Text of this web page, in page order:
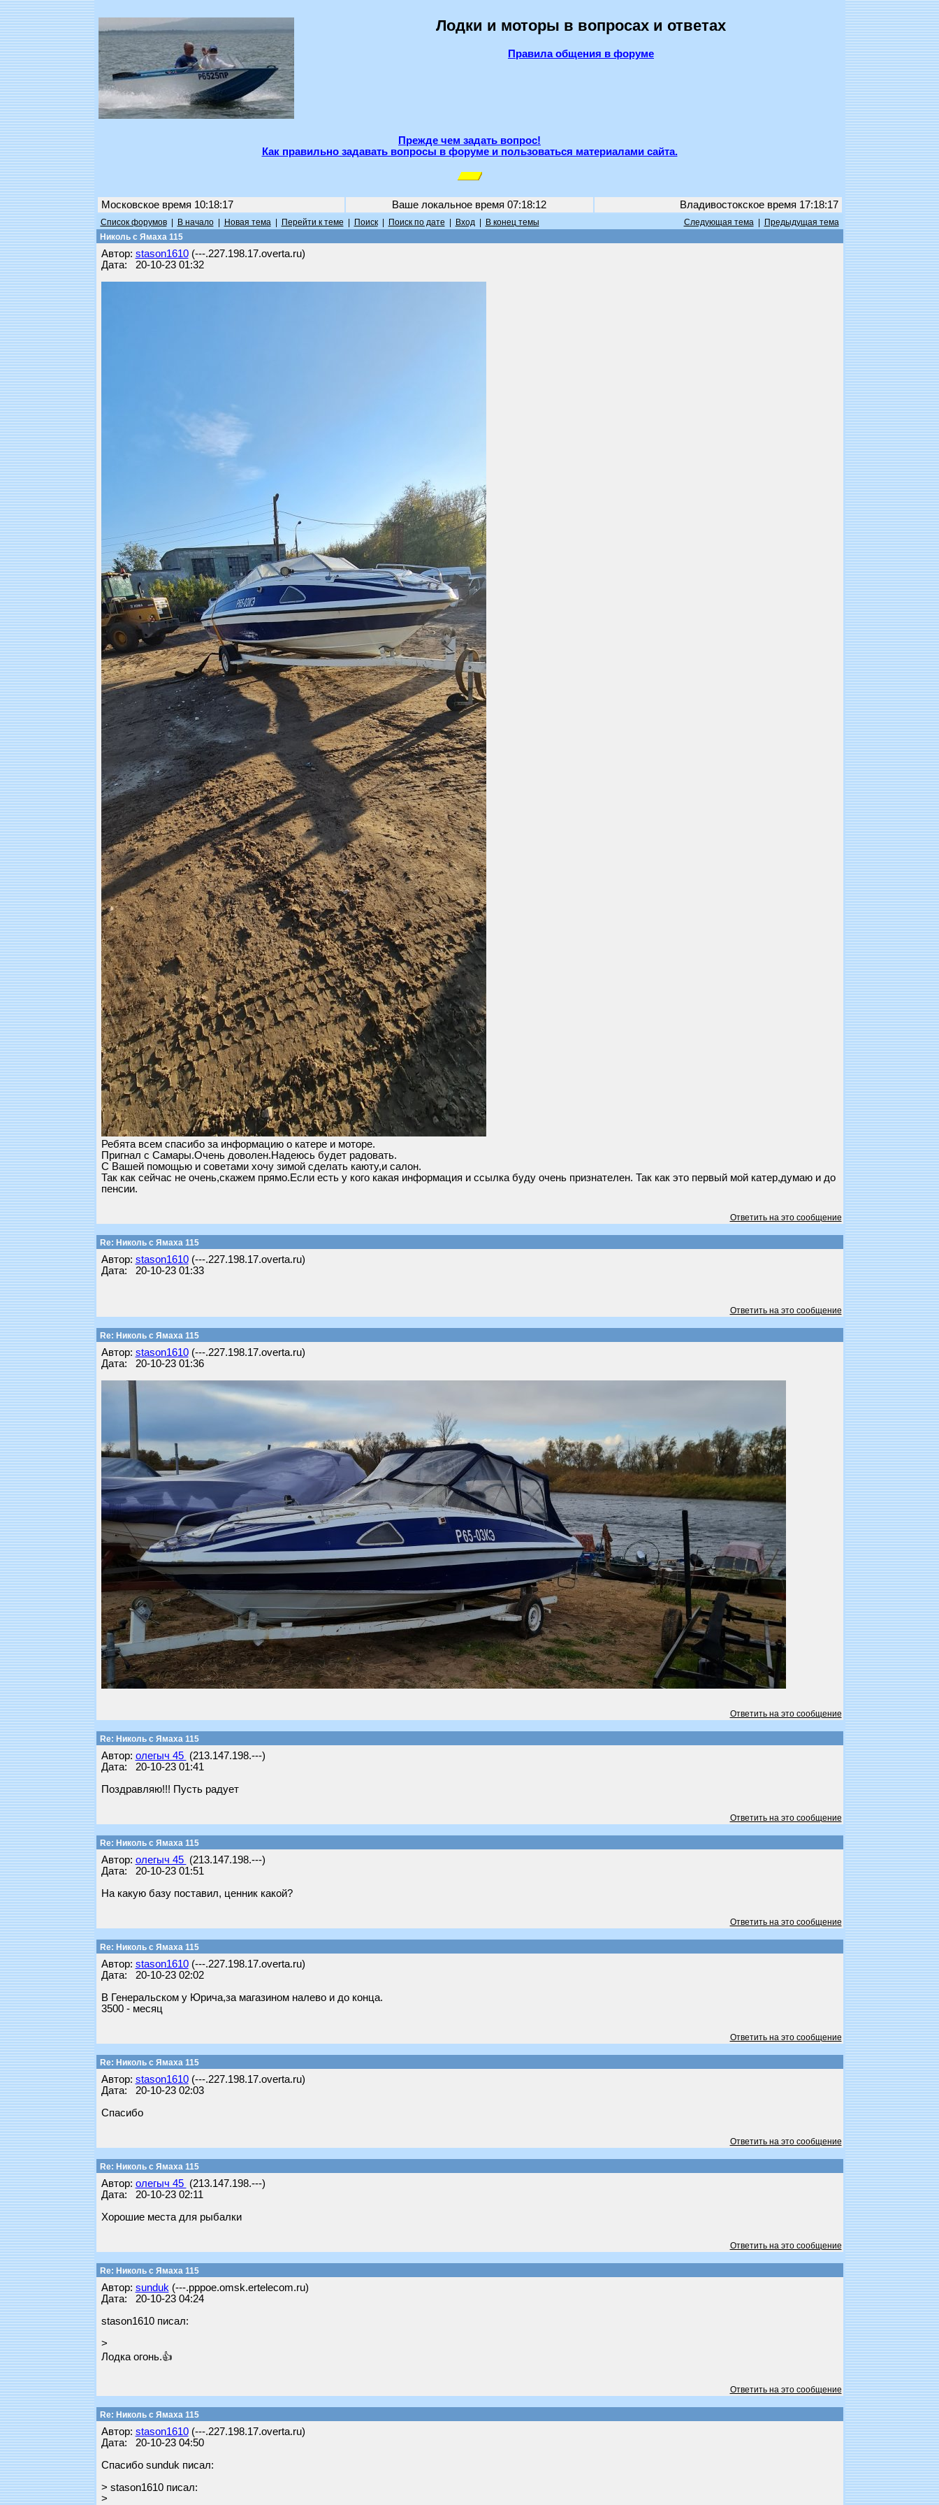
Лодки и моторы в вопросах и ответах
Правила общения в форуме
Прежде чем задать вопрос!
Как правильно задавать вопросы в форуме и пользоваться материалами сайта.
Московское время 10:18:17 Ваше локальное время 07:18:12 Владивостокское время 17:18:17
Список форумов| В начало| Новая тема| Перейти к теме Поиск| Поиск по дате Вход| В конец темы Следующая тема|
Предыдущая тема
Николь с Ямаха 115
Автор: stason1610(---.227.198.17.overta.ru)
Дата: 20-10-23 01:32
Ребята всем спасибо за информацию о катере и моторе.
Пригнал с Самары.Очень доволен.Надеюсь будет радовать.
С Вашей помощью и советами хочу зимой сделать каюту,и салон.
Так как сейчас не очень,скажем прямо.Если есть у кого какая информация и ссылка буду очень признателен. Так как это первый мой катер,думаю и до
пенсии.
Ответить на это сообщение
Re: Николь с Ямаха 115
Автор: stason1610(---.227.198.17.overta.ru)
Дата: 20-10-23 01:33
Ответить на это сообщение
Re: Николь с Ямаха 115
Автор: stason1610(---.227.198.17.overta.ru)
Дата: 20-10-23 01:36
Ответить на это сообщение
Re: Николь с Ямаха 115
Автор: олегыч 45 (213.147.198.---)
Дата: 20-10-23 01:41
Поздравляю!!! Пусть радует
Ответить на это сообщение
Re: Николь с Ямаха 115
Автор: олегыч 45 (213.147.198.---)
Дата: 20-10-23 01:51
На какую базу поставил, ценник какой?
Ответить на это сообщение
Re: Николь с Ямаха 115
Автор: stason1610(---.227.198.17.overta.ru)
Дата: 20-10-23 02:02
В Генеральском у Юрича,за магазином налево и до конца.
3500 - месяц
Ответить на это сообщение
Re: Николь с Ямаха 115
Автор: stason1610(---.227.198.17.overta.ru)
Дата: 20-10-23 02:03
Спасибо
Ответить на это сообщение
Re: Николь с Ямаха 115
Автор: олегыч 45 (213.147.198.---)
Дата: 20-10-23 02:11
Хорошие места для рыбалки
Ответить на это сообщение
Re: Николь с Ямаха 115
Автор: sunduk (---.pppoe.omsk.ertelecom.ru)
Дата: 20-10-23 04:24
stason1610 писал:
>
Лодка огонь.👍
Ответить на это сообщение
Re: Николь с Ямаха 115
Автор: stason1610(---.227.198.17.overta.ru)
Дата: 20-10-23 04:50
Спасибо sunduk писал:
> stason1610 писал:
>